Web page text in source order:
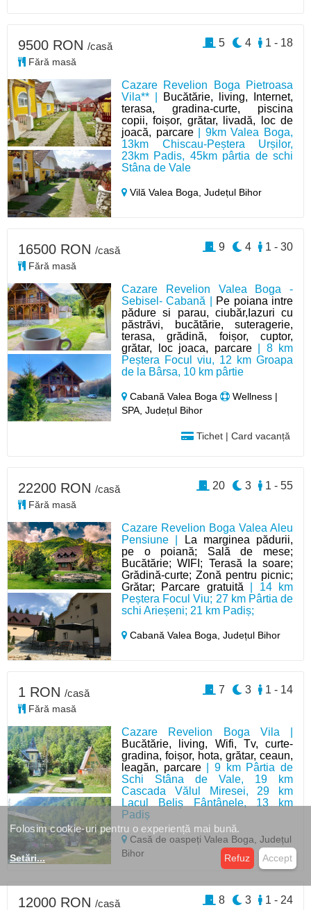
Cazare Revelion Boga Pietroasa
Vila** |
Bucătărie, living, Internet,
terasa, gradina-curte, piscina
copii, foișor, grătar, livadă, loc de
joacă, parcare| 9km Valea Boga,
13km Chiscau-Peștera Urșilor,
23km Padis, 45km pârtia de schi
Stâna de Vale
Vilă Valea Boga,Județul Bihor
9500 RON /casă
Fără masă
1 - 18
4
5
Cazare Revelion Valea Boga -
Sebisel- Cabană |
Pe poiana intre
pădure si parau, ciubăr,Iazuri cu
păstrăvi, bucătărie, suteragerie,
terasa, grădină, foișor, cuptor,
grătar, loc joaca, parcare| 8 km
Peștera Focul viu, 12 km Groapa
de la Bârsa, 10 km pârtie
Cabană Valea Boga
Wellness |
SPA, Județul Bihor
Tichet | Card vacanță
16500 RON /casă
Fără masă
1 - 30
4
9
Cazare Revelion Boga Valea Aleu
Pensiune |
La marginea pădurii,
pe o poiană; Sală de mese;
Bucătărie; WIFI; Terasă la soare;
Grădină-curte; Zonă pentru picnic;
Grătar; Parcare gratuită | 14 km
Peștera Focul Viu; 27 km Pârtia de
schi Arieșeni; 21 km Padiș;
Cabană Valea Boga,Județul Bihor
22200 RON /casă
Fără masă
1 - 55
3
20
Cazare Revelion Boga Vila |
Bucătărie, living, Wifi, Tv, curte-
gradina, foișor, hota, grătar, ceaun,
leagăn, parcare| 9 km Pârtia de
Schi Stâna de Vale, 19 km
Cascada Vălul Miresei, 29 km
Lacul Beliș Fântânele, 13 km
Padiș
Casă de oaspeți Valea Boga,Județul
Bihor
1 RON /casă
Fără masă
1 - 14
3
7
12000 RON /casă 1 - 24
3
8
Folosim cookie-uri pentru o experiență mai bună.
Setări... Refuz Accept